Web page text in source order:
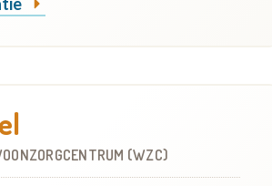
(WZC)